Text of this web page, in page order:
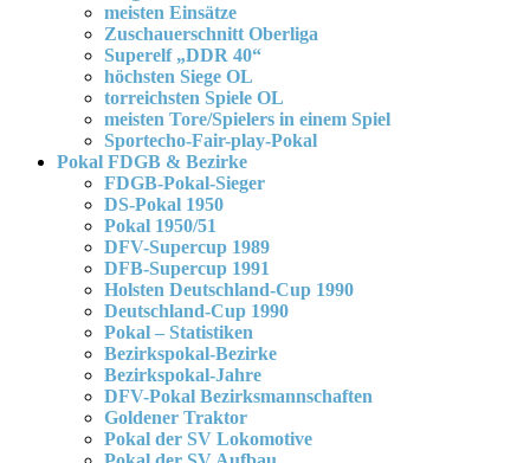
meisten Einsätze
Zuschauerschnitt Oberliga
Superelf „DDR 40“
höchsten Siege OL
torreichsten Spiele OL
meisten Tore/Spielers in einem Spiel
Sportecho-Fair-play-Pokal
Pokal FDGB & Bezirke
FDGB-Pokal-Sieger
DS-Pokal 1950
Pokal 1950/51
DFV-Supercup 1989
DFB-Supercup 1991
Holsten Deutschland-Cup 1990
Deutschland-Cup 1990
Pokal – Statistiken
Bezirkspokal-Bezirke
Bezirkspokal-Jahre
DFV-Pokal Bezirksmannschaften
Goldener Traktor
Pokal der SV Lokomotive